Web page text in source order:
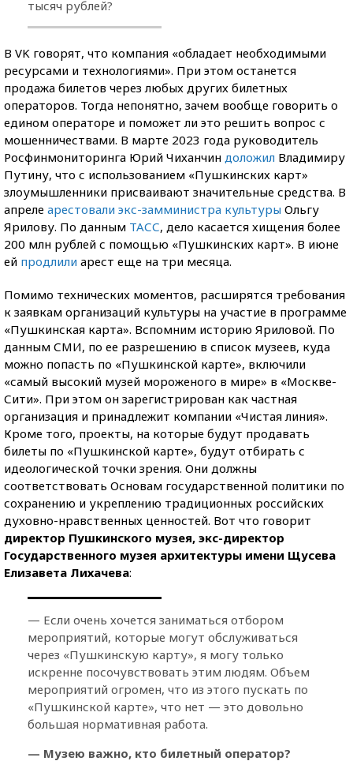
тысяч рублей?
В VK говорят, что компания «обладает необходимыми
ресурсами и технологиями». При этом останется
продажа билетов через любых других билетных
операторов. Тогда непонятно, зачем вообще говорить о
едином операторе и поможет ли это решить вопрос с
мошенничествами. В марте 2023 года руководитель
Росфинмониторинга Юрий Чиханчин доложил Владимиру
Путину, что с использованием «Пушкинских карт»
злоумышленники присваивают значительные средства. В
апреле арестовали экс-замминистра культуры Ольгу
Ярилову. По данным ТАСС, дело касается хищения более
200 млн рублей с помощью «Пушкинских карт». В июне
ей продлили арест еще на три месяца.
Помимо технических моментов, расширятся требования
к заявкам организаций культуры на участие в программе
«Пушкинская карта». Вспомним историю Яриловой. По
данным СМИ, по ее разрешению в список музеев, куда
можно попасть по «Пушкинской карте», включили
«самый высокий музей мороженого в мире» в «Москве-
Сити». При этом он зарегистрирован как частная
организация и принадлежит компании «Чистая линия».
Кроме того, проекты, на которые будут продавать
билеты по «Пушкинской карте», будут отбирать с
идеологической точки зрения. Они должны
соответствовать Основам государственной политики по
сохранению и укреплению традиционных российских
духовно-нравственных ценностей. Вот что говорит
директор Пушкинского музея, экс-директор
Государственного музея архитектуры имени Щусева
Елизавета Лихачева:
— Если очень хочется заниматься отбором
мероприятий, которые могут обслуживаться
через «Пушкинскую карту», я могу только
искренне посочувствовать этим людям. Объем
мероприятий огромен, что из этого пускать по
«Пушкинской карте», что нет — это довольно
большая нормативная работа.
— Музею важно, кто билетный оператор?